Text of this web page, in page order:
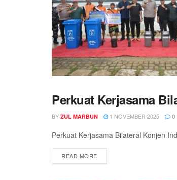
INTERNASIONAL
Perkuat Kerjasama
BY ZUL MARBUN 1 NOVEMBER 2025 0
Perkuat Kerjasama Bilateral Konjen
READ MORE